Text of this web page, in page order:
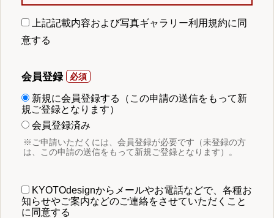
上記記載内容および写真ギャラリー利用規約に同
意する
会員登録
新規に会員登録する（この申請の送信をもって新
規ご登録となります）
会員登録済み
※ご申請いただくには、会員登録が必要です（未登録の方
は、この申請の送信をもって新規ご登録となります）。
KYOTOdesignからメールやお電話などで、各種お
知らせやご案内などのご連絡をさせていただくこと
に同意する